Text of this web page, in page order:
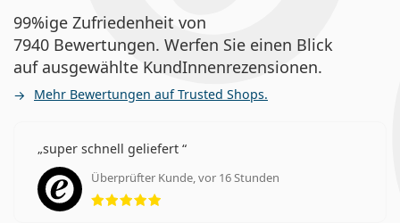
99%ige Zufriedenheit von
7940 Bewertungen. Werfen Sie einen Blick
auf ausgewählte KundInnenrezensionen.
Mehr Bewertungen auf Trusted Shops.
super schnell geliefert
Überprüfter Kunde, vor 16 Stunden
Bewertung 5 aus 5